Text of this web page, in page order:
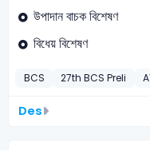
উপাদান বাচক বিশেষণ
বিধেয় বিশেষণ
BCS 27th BCS Preli
Des